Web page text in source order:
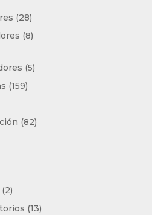
2828
productos
88
55
159159
8282
22
productos
1313